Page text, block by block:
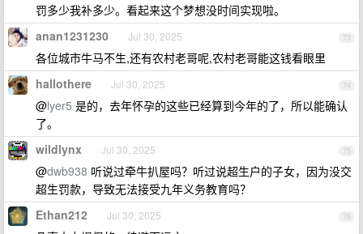
罚多少我补多少。看起来这个梦想没时间实现啦。
73
anan1231230 Jul 30, 2025
各位城市牛马不生,还有农村老哥呢,农村老哥能这钱看眼里
74
hallothere Jul 30, 2025
@lyer5 是的，去年怀孕的这些已经算到今年的了，所以能确认
了。
75
wildlynx Jul 30, 2025
@dwb938 听说过牵牛扒屋吗？听过说超生户的子女，因为没交
超生罚款，导致无法接受九年义务教育吗？
76
Ethan212 Jul 30, 2025